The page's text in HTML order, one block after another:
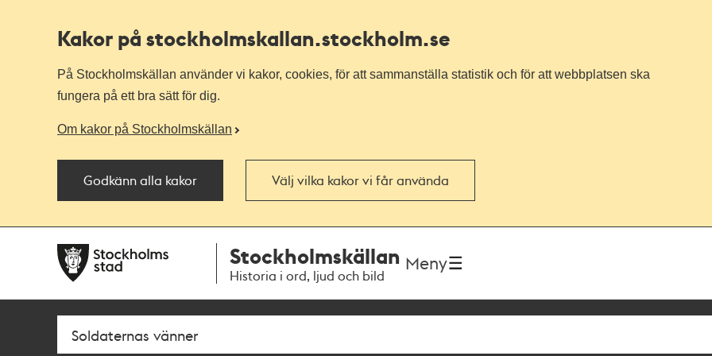
Kakor på stockholmskallan.stockholm.se
På Stockholmskällan använder vi kakor, cookies, för att sammanställa statistik och för att webbplatsen ska
fungera på ett bra sätt för dig.
Om kakor på Stockholmskällan
Godkänn alla kakor Välj vilka kakor vi får använda
navigationen
huvudinnehållet
Stockholmskällan
Historia i ord, ljud och bild
Meny
Sök